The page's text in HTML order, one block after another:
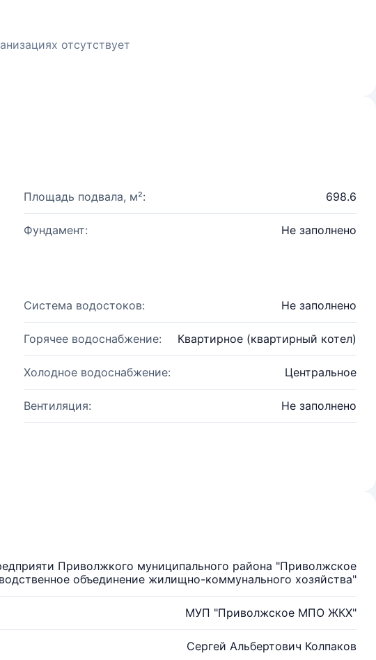
отсутствует
Площадь подвала, м²: 698.6
Фундамент: Не заполнено
Система водостоков: Не заполнено
Горячее водоснабжение: Квартирное (квартирный котел)
Холодное водоснабжение: Центральное
Вентиляция: Не заполнено
Приволжкого муниципального района "Приволжское
объединение жилищно-коммунального хозяйства"
МУП "Приволжское МПО ЖКХ"
Сергей Альбертович Колпаков